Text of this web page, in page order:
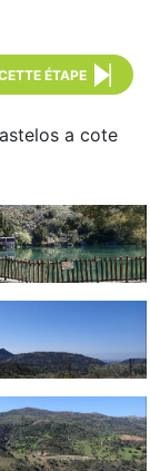
ÉTAPE
a cote